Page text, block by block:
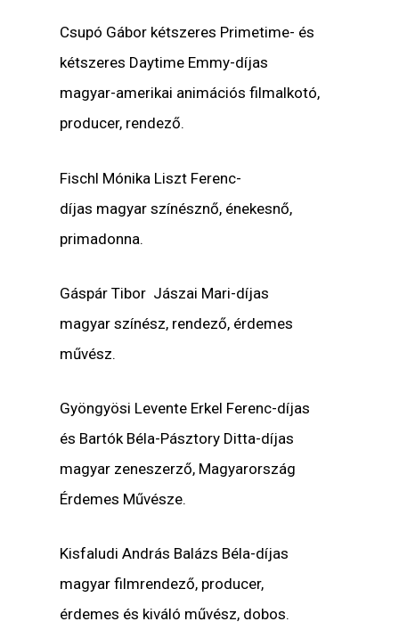
Csupó Gábor kétszeres Primetime- és
kétszeres Daytime Emmy-díjas
magyar-amerikai animációs filmalkotó,
producer, rendező.
Fischl Mónika Liszt Ferenc-
díjas magyar színésznő, énekesnő,
primadonna.
Gáspár Tibor Jászai Mari-díjas
magyar színész, rendező, érdemes
művész.
Gyöngyösi Levente Erkel Ferenc-díjas
és Bartók Béla-Pásztory Ditta-díjas
magyar zeneszerző, Magyarország
Érdemes Művésze.
Kisfaludi András Balázs Béla-díjas
magyar filmrendező, producer,
érdemes és kiváló művész, dobos.